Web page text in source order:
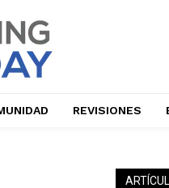
REVISIONES